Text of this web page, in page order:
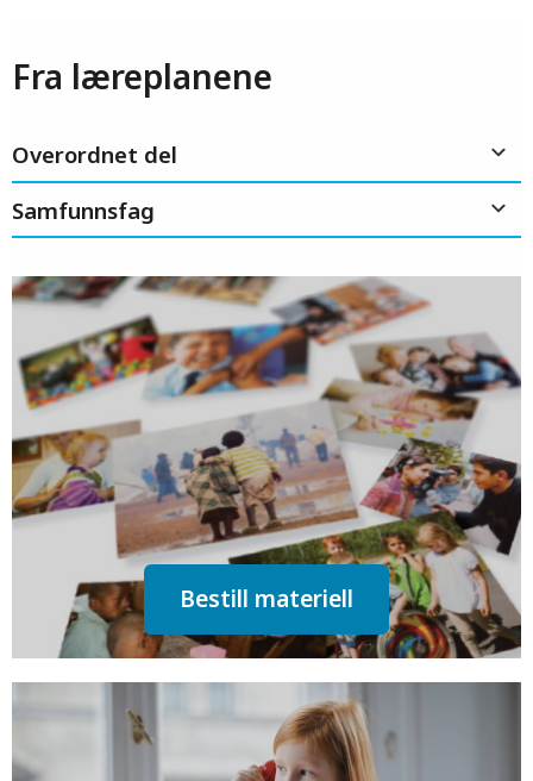
Fra læreplanene
Overordnet del
Samfunnsfag
Bestill materiell